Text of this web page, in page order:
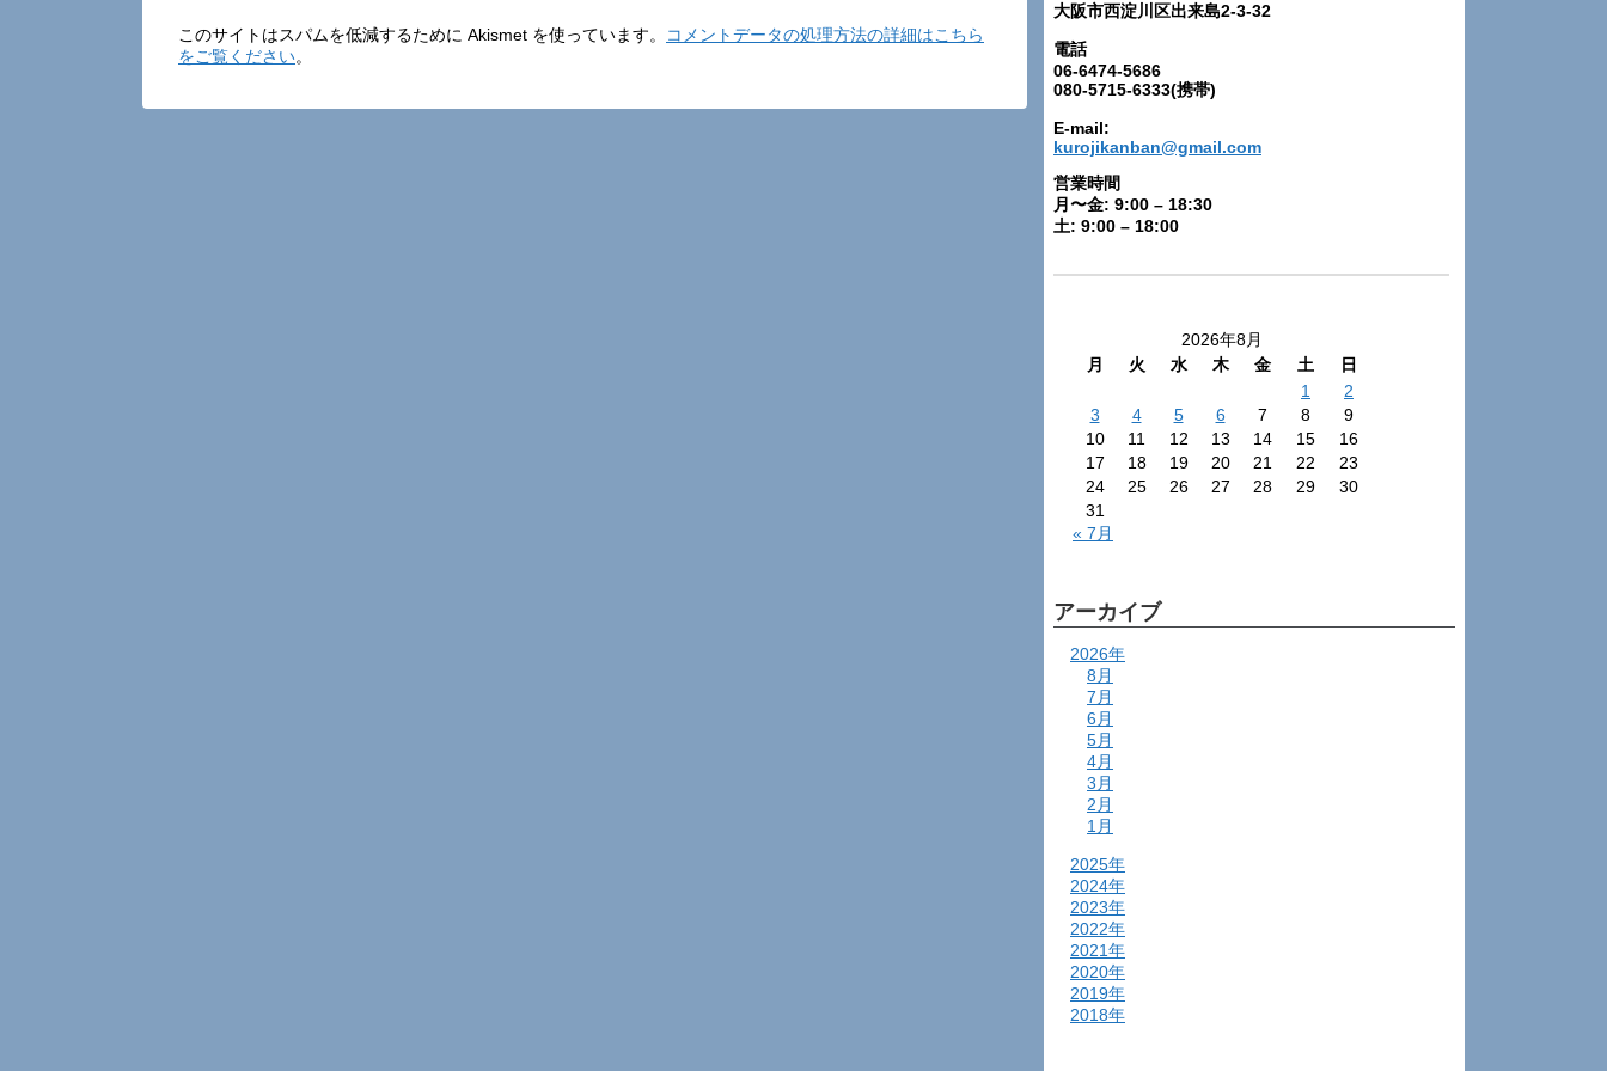
このサイトはスパムを低減するために Akismet を使っています。
コメントデータの処理方法の詳細はこちら
をご覧ください。
大阪市西淀川区出来島2-3-32
電話
06-6474-5686
080-5715-6333(携帯)
E-mail:
kurojikanban@gmail.com
営業時間
月〜金: 9:00 – 18:30
土: 9:00 – 18:00
2026年8月
月
火 水 木 金 土
日
1
2
3
4 5 6 7 8
9
10
11 12 13 14 15
16
17
18 19 20 21 22
23
24
25 26 27 28 29
30
31
« 7月
アーカイブ
2026年
8月
7月
6月
5月
4月
3月
2月
1月
2025年
2024年
2023年
2022年
2021年
2020年
2019年
2018年